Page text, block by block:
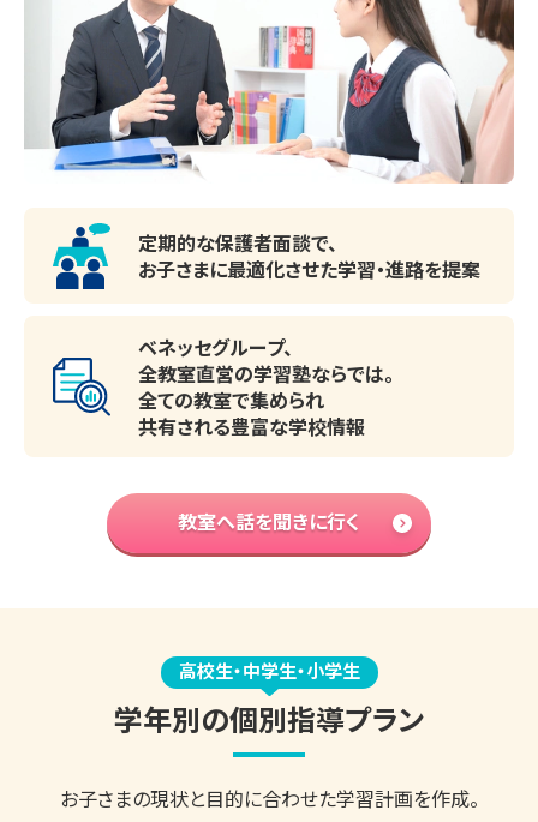
定期的な保護者面談で、
お子さまに最適化させた学習・進路を提案
ベネッセグループ、
全教室直営の学習塾ならでは。
全ての教室で集められ
共有される豊富な学校情報
教室へ話を聞きに行く
高校生・中学生・小学生
学年別の個別指導プラン
お子さまの現状と目的に合わせた学習計画を作成。